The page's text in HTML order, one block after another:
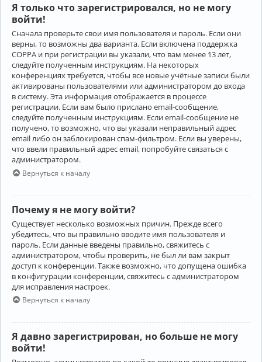
Я только что зарегистрировался, но не могу
войти!
Сначала проверьте свои имя пользователя и пароль. Если они
верны, то возможны два варианта. Если включена поддержка
COPPA и при регистрации вы указали, что вам менее 13 лет,
следуйте полученным инструкциям. На некоторых
конференциях требуется, чтобы все новые учётные записи были
активированы пользователями или администратором до входа
в систему. Эта информация отображается в процессе
регистрации. Если вам было прислано email-сообщение,
следуйте полученным инструкциям. Если email-сообщение не
получено, то возможно, что вы указали неправильный адрес
email либо он заблокирован спам-фильтром. Если вы уверены,
что ввели правильный адрес email, попробуйте связаться с
администратором.
Вернуться к началу
Почему я не могу войти?
Существует несколько возможных причин. Прежде всего
убедитесь, что вы правильно вводите имя пользователя и
пароль. Если данные введены правильно, свяжитесь с
администратором, чтобы проверить, не был ли вам закрыт
доступ к конференции. Также возможно, что допущена ошибка
в конфигурации конференции, свяжитесь с администратором
для исправления настроек.
Вернуться к началу
Я давно зарегистрирован, но больше не могу
войти!